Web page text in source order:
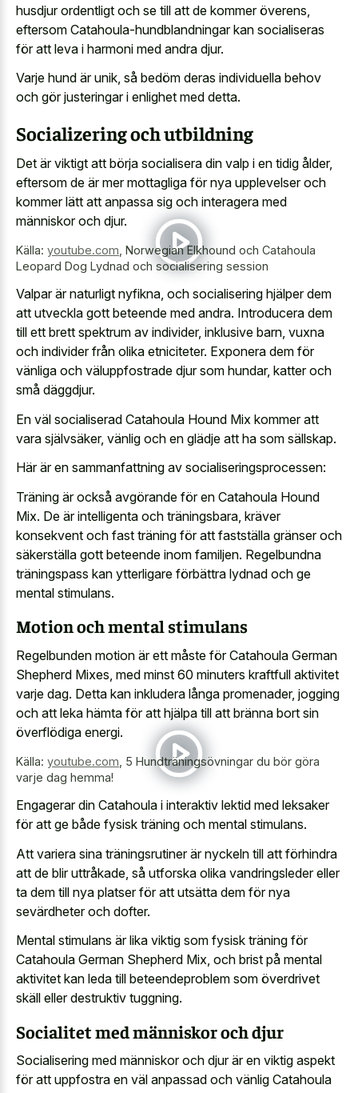
husdjur ordentligt och se till att de kommer överens,
eftersom Catahoula-hundblandningar kan socialiseras
för att leva i harmoni med andra djur.
Varje hund är unik, så bedöm deras individuella behov
och gör justeringar i enlighet med detta.
Socializering och utbildning
Det är viktigt att börja socialisera din valp i en tidig ålder,
eftersom de är mer mottagliga för nya upplevelser och
kommer lätt att anpassa sig och interagera med
människor och djur.
Källa: youtube.com Norwegian Elkhound och Catahoula
Leopard Dog Lydnad och socialisering session
Valpar är naturligt nyfikna, och socialisering hjälper dem
att utveckla gott beteende med andra. Introducera dem
till ett brett spektrum av individer, inklusive barn, vuxna
och individer från olika etniciteter. Exponera dem för
vänliga och väluppfostrade djur som hundar, katter och
små däggdjur.
En väl socialiserad Catahoula Hound Mix kommer att
vara självsäker, vänlig och en glädje att ha som sällskap.
Här är en sammanfattning av socialiseringsprocessen:
Träning är också avgörande för en Catahoula Hound
Mix. De är intelligenta och träningsbara, kräver
konsekvent och fast träning för att fastställa gränser och
säkerställa gott beteende inom familjen. Regelbundna
träningspass kan ytterligare förbättra lydnad och ge
mental stimulans.
Motion och mental stimulans
Regelbunden motion är ett måste för Catahoula German
Shepherd Mixes, med minst 60 minuters kraftfull aktivitet
varje dag. Detta kan inkludera långa promenader, jogging
och att leka hämta för att hjälpa till att bränna bort sin
överflödiga energi.
Källa: youtube.com 5 Hundträningsövningar du bör göra
varje dag hemma!
Engagerar din Catahoula i interaktiv lektid med leksaker
för att ge både fysisk träning och mental stimulans.
Att variera sina träningsrutiner är nyckeln till att förhindra
att de blir uttråkade, så utforska olika vandringsleder eller
ta dem till nya platser för att utsätta dem för nya
sevärdheter och dofter.
Mental stimulans är lika viktig som fysisk träning för
Catahoula German Shepherd Mix, och brist på mental
aktivitet kan leda till beteendeproblem som överdrivet
skäll eller destruktiv tuggning.
Socialitet med människor och djur
Socialisering med människor och djur är en viktig aspekt
för att uppfostra en väl anpassad och vänlig Catahoula